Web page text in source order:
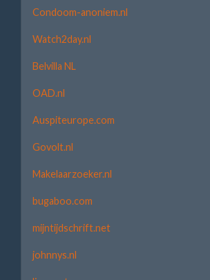
Condoom-anoniem.nl
Watch2day.nl
Belvilla NL
OAD.nl
Auspiteurope.com
Govolt.nl
Makelaarzoeker.nl
bugaboo.com
mijntijdschrift.net
johnnys.nl